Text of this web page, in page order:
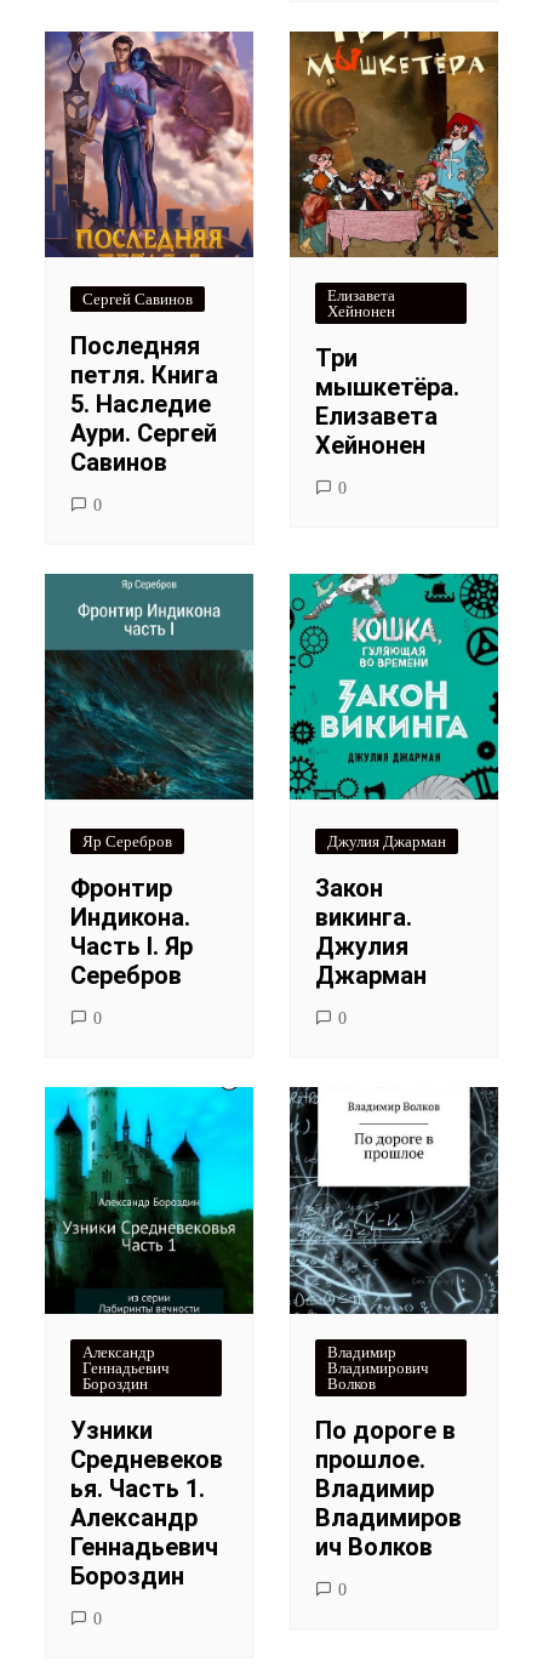
Сергей Савинов
Последняя
петля. Книга
5. Наследие
Аури. Сергей
Савинов
0
Елизавета
Хейнонен
Три
мышкетёра.
Елизавета
Хейнонен
0
Яр Серебров
Фронтир
Индикона.
Часть I. Яр
Серебров
0
Джулия Джарман
Закон
викинга.
Джулия
Джарман
0
Александр
Геннадьевич
Бороздин
Узники
Средневеков
ья. Часть 1.
Александр
Геннадьевич
Бороздин
0
Владимир
Владимирович
Волков
По дороге в
прошлое.
Владимир
Владимиров
ич Волков
0